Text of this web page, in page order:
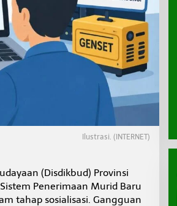
Ilustrasi. (INTERNET)
(Disdikbud) Provinsi
Penerimaan Murid Baru
tahap sosialisasi. Gangguan